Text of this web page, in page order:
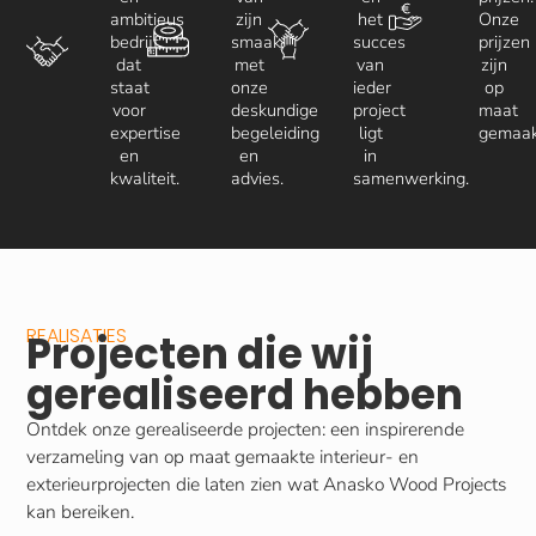
ambitieus
bedrijf
dat
staat
voor
expertise
en
kwaliteit.
zijn
smaak,
met
onze
deskundige
begeleiding
en
advies.
het
succes
van
ieder
project
ligt
in
samenwerking.
Onze
prijzen
zijn
op
maat
REALISATIES
Projecten die wij
gerealiseerd hebben
Ontdek onze gerealiseerde projecten: een inspirerende
verzameling van op maat gemaakte interieur- en
exterieurprojecten die laten zien wat Anasko Wood Projects
kan bereiken.